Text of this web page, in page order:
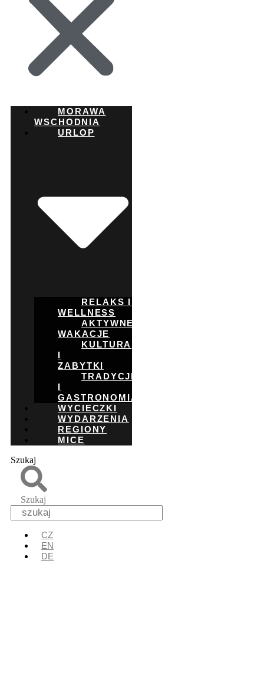
MORAWA
WSCHODNIA
URLOP
RELAKS I
WELLNESS
AKTYWNE
WAKACJE
KULTURA
I
ZABYTKI
TRADYCJE
I
GASTRONOMIA
WYCIECZKI
WYDARZENIA
REGIONY
MICE
Szukaj
Szukaj
CZ
EN
DE